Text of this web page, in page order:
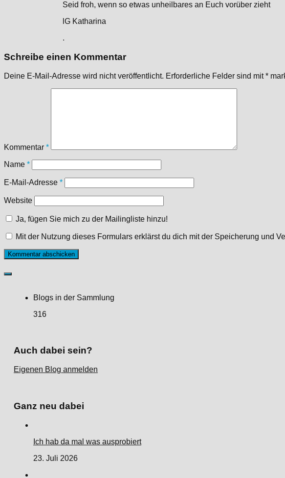
Seid froh, wenn so etwas unheilbares an Euch vorüber zieht
lG Katharina
.
Schreibe einen Kommentar
Deine E-Mail-Adresse wird nicht veröffentlicht. Erforderliche Felder sind mit*
Kommentar *
Name *
E-Mail-Adresse *
Website
Ja, fügen Sie mich zu der Mailingliste hinzu!
Mit der Nutzung dieses Formulars erklärst du dich mit der Speicherung und
Blogs in der Sammlung
316
Auch dabei sein?
Eigenen Blog anmelden
Ganz neu dabei
Ich hab da mal was ausprobiert
23. Juli 2026